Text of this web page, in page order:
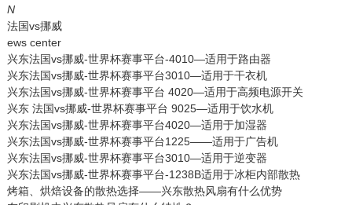
N
法国vs挪威
ews center
兴东法国vs挪威-世界杯赛事平台-4010—适用于路由器
兴东法国vs挪威-世界杯赛事平台3010—适用于干衣机
兴东法国vs挪威-世界杯赛事平台 4020—适用于高频电源开关
兴东 法国vs挪威-世界杯赛事平台 9025—适用于饮水机
兴东法国vs挪威-世界杯赛事平台4020—适用于加湿器
兴东法国vs挪威-世界杯赛事平台1225——适用于广告机
兴东法国vs挪威-世界杯赛事平台3010—适用于逆变器
兴东法国vs挪威-世界杯赛事平台-1238B适用于冰柜内部散热
烤箱、烘焙设备的散热选择——兴东散热风扇有什么优势